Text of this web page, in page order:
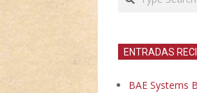
ENTRADAS
BAE Systems